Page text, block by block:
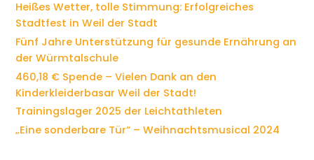
a
c
h
:
Heißes Wetter, tolle Stimmung: Erfolgreiches
Stadtfest in Weil der Stadt
Fünf Jahre Unterstützung für gesunde Ernährung an
der Würmtalschule
460,18 € Spende – Vielen Dank an den
Kinderkleiderbasar Weil der Stadt!
Trainingslager 2025 der Leichtathleten
„Eine sonderbare Tür“ – Weihnachtsmusical 2024